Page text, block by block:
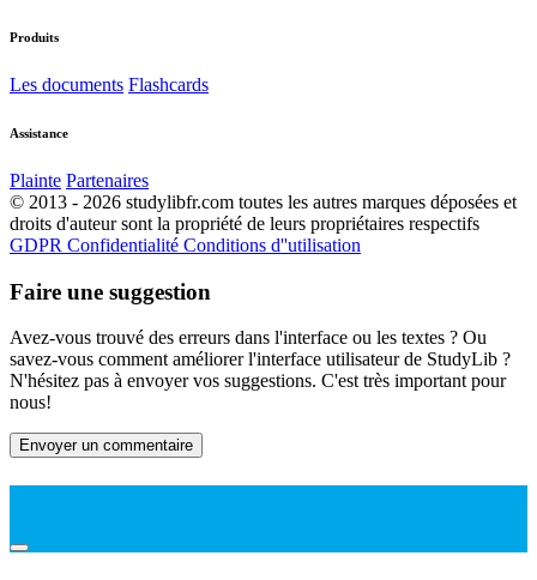
Produits
Les documents Flashcards
Assistance
Plainte Partenaires
© 2013 - 2026 studylibfr.com toutes les autres marques déposées et
droits d'auteur sont la propriété de leurs propriétaires respectifs
GDPR Confidentialité Conditions d''utilisation
Faire une suggestion
Avez-vous trouvé des erreurs dans l'interface ou les textes ? Ou
savez-vous comment améliorer l'interface utilisateur de StudyLib ?
N'hésitez pas à envoyer vos suggestions. C'est très important pour
nous!
Envoyer un commentaire